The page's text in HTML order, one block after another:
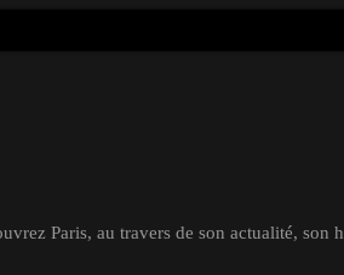
Paris, au travers de son actualité, son